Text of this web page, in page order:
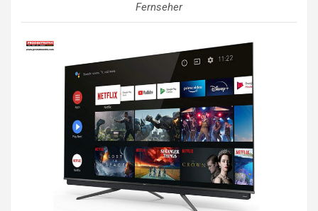
Fernseher